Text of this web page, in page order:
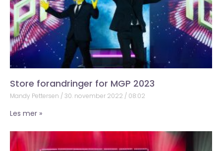
Store forandringer for MGP 2023
Mandy Pettersen 30. november 2022 08:02
Les mer »